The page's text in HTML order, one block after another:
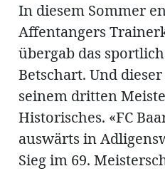
In diesem Sommer
Affentangers
übergab das
Betschart. Und
seinem dritten
Historisches. «FC
auswärts in
Sieg im 69.